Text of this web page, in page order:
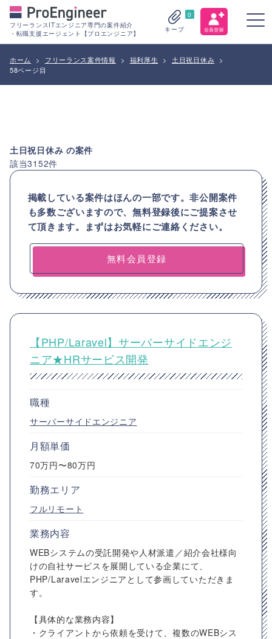
フリーランスITエンジニア専門の案件紹介
・転職支援エージェント【プロエンジニア】
0
キープ
ホーム > フリーランス案件情報 > 福利厚生 > 土日祝日休み >
58ページ目
土日祝日休み の案件
該当3152件
掲載している案件はほんの一部です。非公開案件
も多数ございますので、無料登録後にご提案させ
て頂きます。まずはお気軽にご連絡ください。
無料会員登録
【PHP/Laravel】サーバーサイドエンジ
ニア★HRサービス開発
職種
サーバーサイドエンジニア
月額単価
70万円〜80万円
勤務エリア
フルリモート
業務内容
WEBシステムの受託開発や人材派遣／紹介会社様向
けの自社サービスを展開している企業にて、
PHP/Laravelエンジニアとして参画していただきま
す。
【具体的な業務内容】
・クライアントから依頼を受けて、複数のWEBシス